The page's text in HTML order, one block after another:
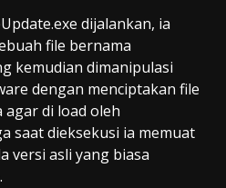
dijalankan, ia
file bernama
kemudian dimanipulasi
dengan menciptakan file
agar di load oleh
saat dieksekusi ia memuat
versi asli yang biasa